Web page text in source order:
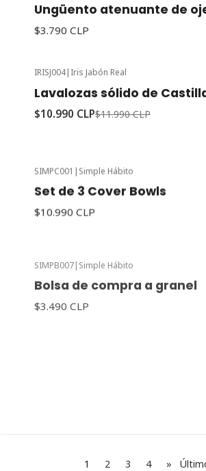
Ungüento atenuante de
$3.790 CLP
IRISJ004| Iris Jabón Real
Lavalozas sólido de
$10.990 CLP$11.990 CLP
SIMPC001 | Simple Hábito
Set de 3 Cover Bowls
$10.990 CLP
Bolsa de compra a granel
1 2 3 4 »